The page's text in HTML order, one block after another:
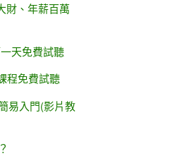
財、年薪百萬
天免費試聽
程免費試聽
易入門(影片教